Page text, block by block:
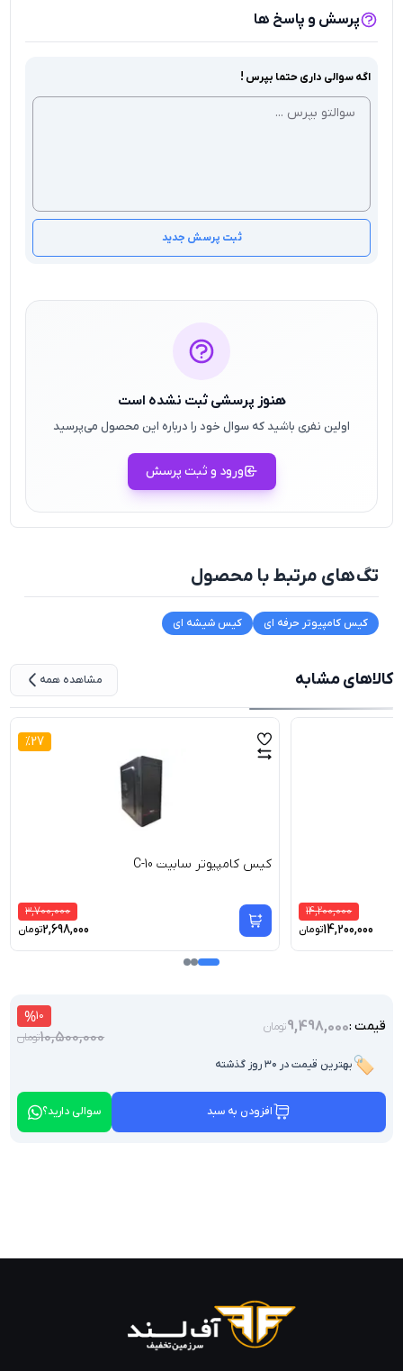
پرسش و پاسخ ها
اگه سوالی داری حتما بپرس !
ثبت پرسش جدید
هنوز پرسشی ثبت نشده است
اولین نفری باشید که سوال خود را درباره این محصول می‌پرسید
ورود و ثبت پرسش
تگ‌های مرتبط با محصول
کیس کامپیوتر حرفه ای کیس شیشه ای
کالاهای مشابه مشاهده همه
27
%
کیس کامپیوتر سابیت C-10
3,700,000
2,698,000تومان
14,200,000
14,200,000تومان
10,500,000تومان
10
%
قیمت :9,498,000تومان
🏷️بهترین قیمت در ۳۰ روز گذشته
افزودن به سبد سوالی دارید؟